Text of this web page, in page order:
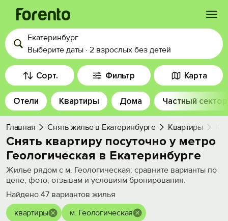
Войти
Избранное
История просмотра
Добавить свой объект
Екатеринбург
Выберите даты · 2 взрослых без детей
Сорт. Фильтр Карта
Отели Квартиры Дома Частный сектор
Главная Снять жилье в Екатеринбурге Квартиры
Снять квартиру посуточно у метро
Геологическая в Екатеринбурге
Жилье рядом с м. Геологическая: сравните варианты по
цене, фото, отзывам и условиям бронирования.
Найдено 47 вариантов жилья
квартиры
м. Геологическая